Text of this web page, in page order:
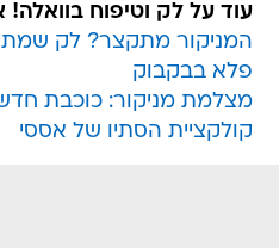
עוד על לק וטיפוח בוואלה!
המניקור מתקצר? לק
פלא בבקבוק
מצלמת מניקור: כוכבת
קולקציית הסתיו של אססי